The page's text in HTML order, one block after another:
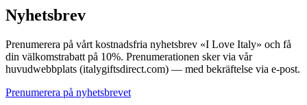
Nyhetsbrev
Prenumerera på vårt kostnadsfria nyhetsbrev «I Love Italy» och få
din välkomstrabatt på 10%. Prenumerationen sker via vår
huvudwebbplats (italygiftsdirect.com) — med bekräftelse via e-post.
Prenumerera på nyhetsbrevet